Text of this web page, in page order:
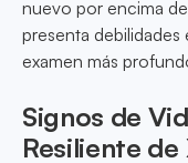
nuevo por encima
presenta
examen más
Signos de
Resiliente de